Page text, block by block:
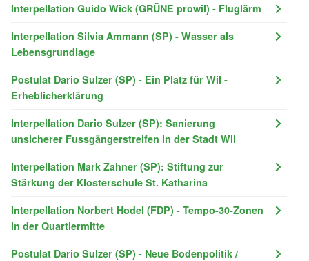
Interpellation Guido Wick (GRÜNE prowil) - Fluglärm
Interpellation Silvia Ammann (SP) - Wasser als
Lebensgrundlage
Postulat Dario Sulzer (SP) - Ein Platz für Wil -
Erheblicherklärung
Interpellation Dario Sulzer (SP): Sanierung
unsicherer Fussgängerstreifen in der Stadt Wil
Interpellation Mark Zahner (SP): Stiftung zur
Stärkung der Klosterschule St. Katharina
Interpellation Norbert Hodel (FDP) - Tempo-30-Zonen
in der Quartiermitte
Postulat Dario Sulzer (SP) - Neue Bodenpolitik /